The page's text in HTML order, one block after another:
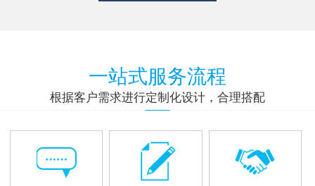
一站式服务流程
根据客户需求进行定制化设计，合理搭配